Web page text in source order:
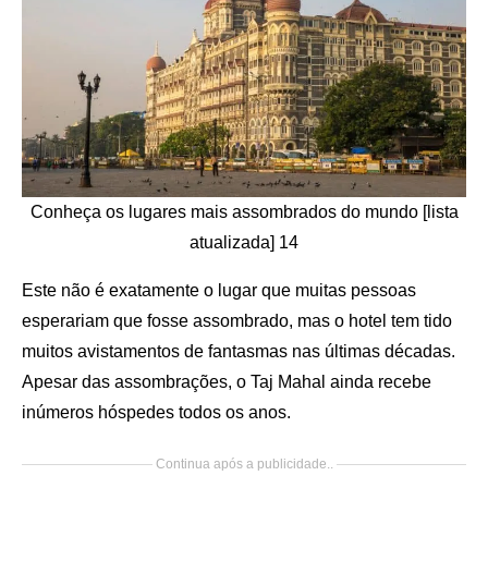
Conheça os lugares mais assombrados do mundo [lista
atualizada] 14
Este não é exatamente o lugar que muitas pessoas
esperariam que fosse assombrado, mas o hotel tem tido
muitos avistamentos de fantasmas nas últimas décadas.
Apesar das assombrações, o Taj Mahal ainda recebe
inúmeros hóspedes todos os anos.
Continua após a publicidade..